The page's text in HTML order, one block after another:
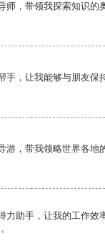
师，带领我探索知识的
手，让我能够与朋友保
游，带我领略世界各地
力助手，让我的工作效